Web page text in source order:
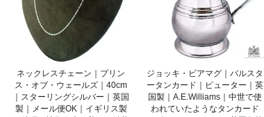
ネックレスチェーン｜プリン
ス・オブ・ウェールズ｜40cm
｜スターリングシルバー｜英国
製｜メール便OK｜イギリス製
ジョッキ・ビアマグ｜バルスタ
ータンカード｜ピューター｜英
国製｜A.E.Williams｜中世で使
われていたようなタンカード